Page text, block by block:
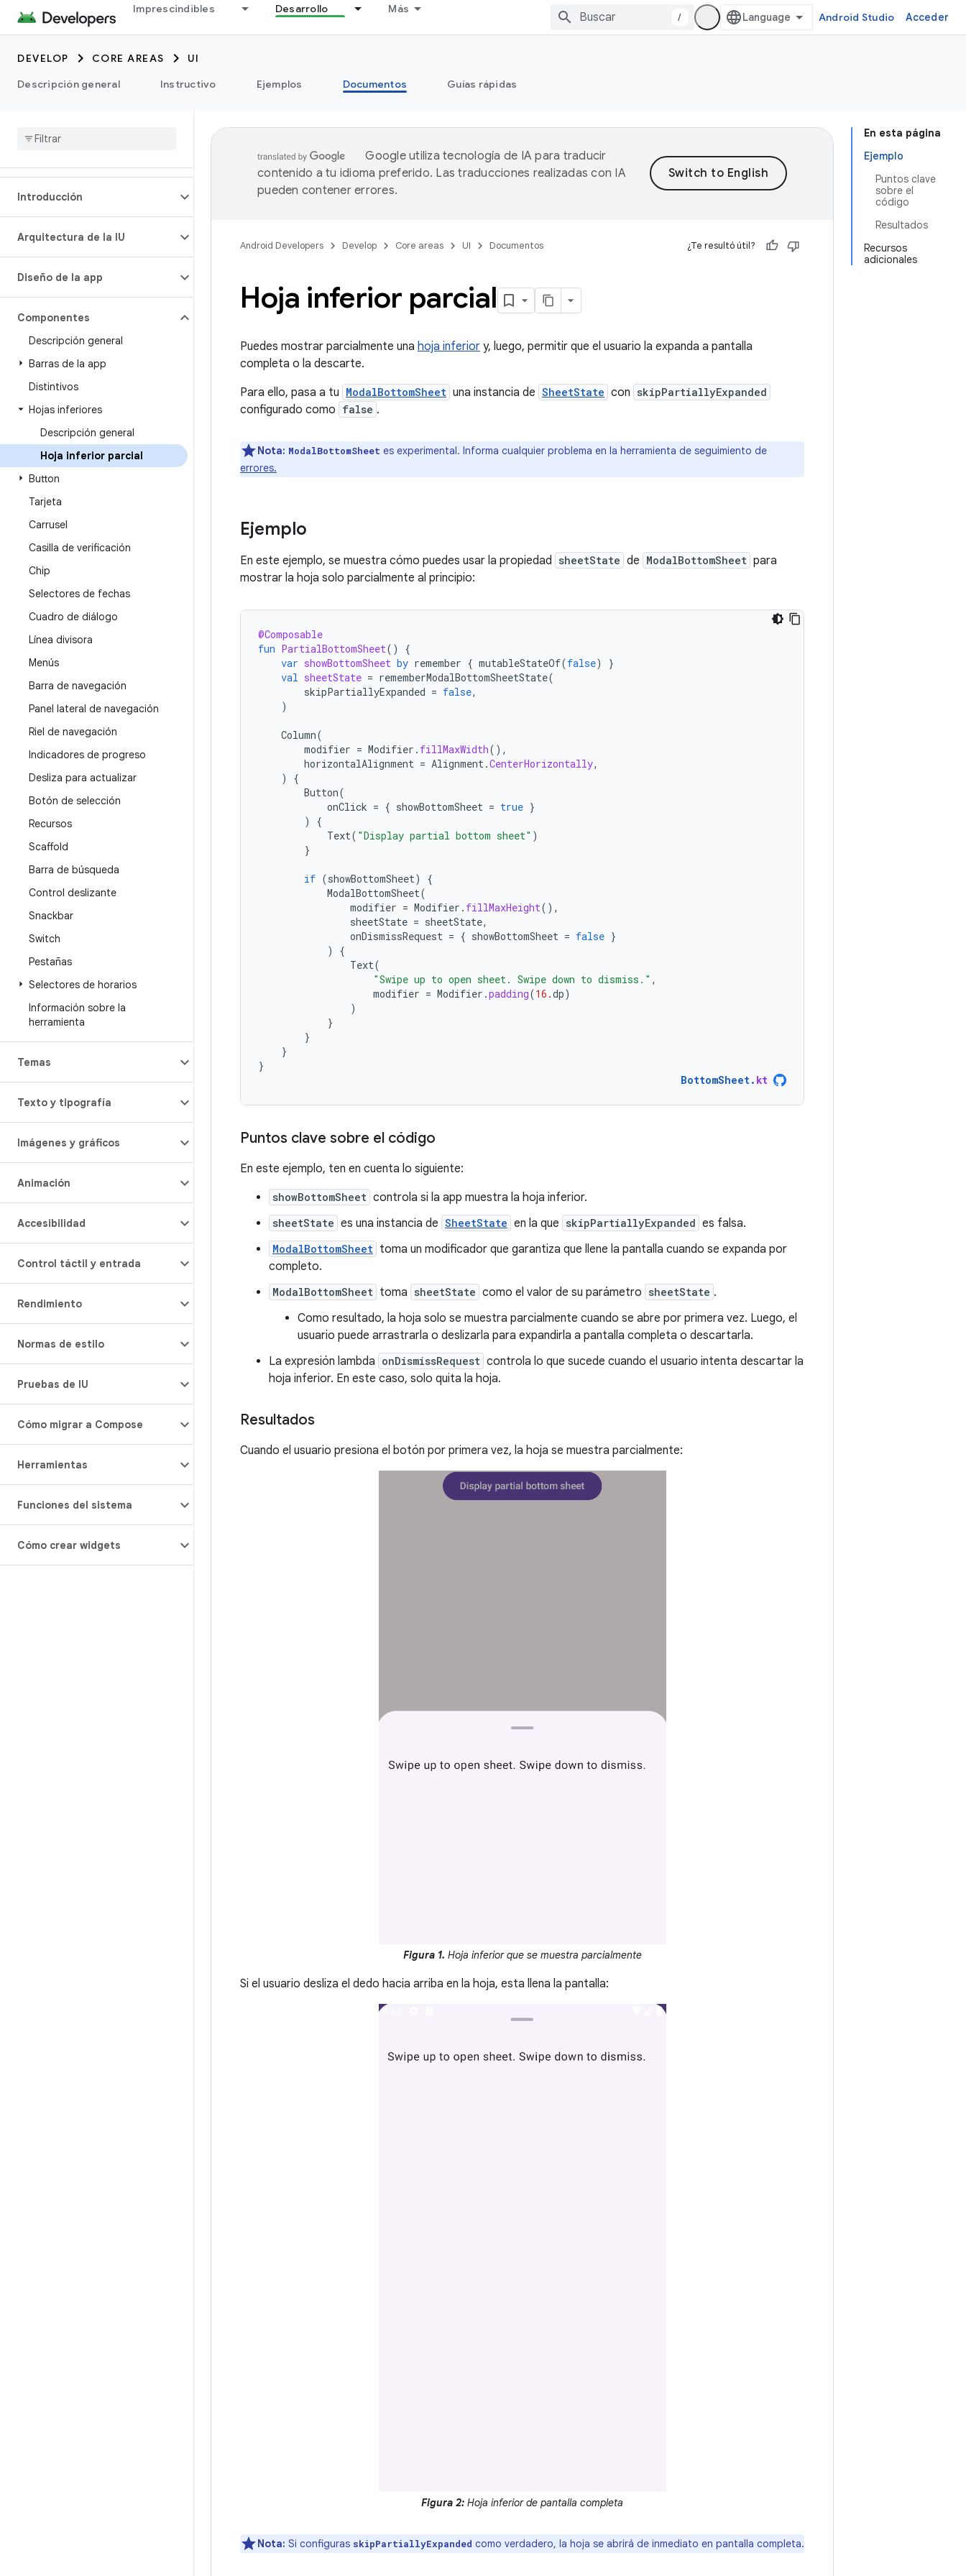
Imprescindibles Desarrollo Más
/ Android Studio Acceder
DEVELOP CORE AREAS
UI
Descripción general
Instructivo Ejemplos Documentos Guías rápidas
Introducción
Arquitectura de la IU
Diseño de la app
Componentes
Descripción general
Barras de la app
Distintivos
Hojas inferiores
Descripción general
Hoja inferior parcial
Button
Tarjeta
Carrusel
Casilla de verificación
Chip
Selectores de fechas
Cuadro de diálogo
Línea divisora
Menús
Barra de navegación
Panel lateral de navegación
Riel de navegación
Indicadores de progreso
Desliza para actualizar
Botón de selección
Recursos
Scaffold
Barra de búsqueda
Control deslizante
Snackbar
Switch
Pestañas
Selectores de horarios
Información sobre la
herramienta
Temas
Texto y tipografía
Imágenes y gráficos
Animación
Accesibilidad
Control táctil y entrada
Rendimiento
Normas de estilo
Pruebas de IU
Cómo migrar a Compose
Herramientas
Funciones del sistema
Cómo crear widgets
En esta página
Ejemplo
Puntos clave
sobre el
código
Resultados
Recursos
adicionales
Google utiliza tecnología de IA para traducir
contenido a tu idioma preferido. Las traducciones realizadas con IA
pueden contener errores.
Android Developers Develop Core areas UI Documentos ¿Te resultó útil?
Hoja inferior parcial
Puedes mostrar parcialmente una hoja inferior y, luego, permitir que el usuario la expanda a pantalla
completa o la descarte.
Para ello, pasa a tu ModalBottomSheet una instancia de SheetState con skipPartiallyExpanded
configurado como false .
Nota: ModalBottomSheet es experimental. Informa cualquier problema en la herramienta de seguimiento de
errores.
Ejemplo
En este ejemplo, se muestra cómo puedes usar la propiedad sheetState de ModalBottomSheet para
mostrar la hoja solo parcialmente al principio:
@Composable
fun PartialBottomSheet()
{
var showBottomSheet by remember { mutableStateOf(false)
}
val sheetState = rememberModalBottomSheetState(
skipPartiallyExpanded = false,
)
Column(
modifier = Modifier . fillMaxWidth(),
horizontalAlignment = Alignment.CenterHorizontally,
)
{
Button(
onClick = { showBottomSheet = true }
)
{
Text( "Display partial bottom sheet" )
}
if (showBottomSheet)
{
ModalBottomSheet(
modifier = Modifier . fillMaxHeight(),
sheetState = sheetState,
onDismissRequest = { showBottomSheet = false }
)
{
Text(
"Swipe up to open sheet. Swipe down to dismiss." ,
modifier = Modifier .padding(16.dp)
)
}
}
}
}
BottomSheet. kt
Puntos clave sobre el código
En este ejemplo, ten en cuenta lo siguiente:
showBottomSheet controla si la app muestra la hoja inferior.
sheetState es una instancia de SheetState en la que skipPartiallyExpanded es falsa.
ModalBottomSheet toma un modificador que garantiza que llene la pantalla cuando se expanda por
completo.
ModalBottomSheet toma sheetState como el valor de su parámetro sheetState .
Como resultado, la hoja solo se muestra parcialmente cuando se abre por primera vez. Luego, el
usuario puede arrastrarla o deslizarla para expandirla a pantalla completa o descartarla.
La expresión lambda onDismissRequest controla lo que sucede cuando el usuario intenta descartar la
hoja inferior. En este caso, solo quita la hoja.
Resultados
Cuando el usuario presiona el botón por primera vez, la hoja se muestra parcialmente:
Figura 1. Hoja inferior que se muestra parcialmente
Si el usuario desliza el dedo hacia arriba en la hoja, esta llena la pantalla:
Figura 2: Hoja inferior de pantalla completa
Nota: Si configuras skipPartiallyExpanded como verdadero, la hoja se abrirá de inmediato en pantalla completa.